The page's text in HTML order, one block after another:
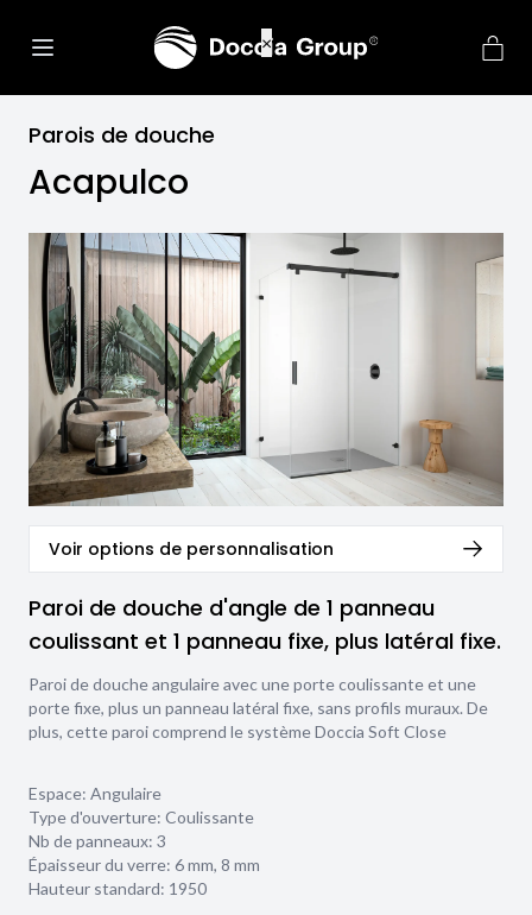
Parois de douche
Acapulco
Voir options de personnalisation
Paroi de douche d'angle de 1 panneau
coulissant et 1 panneau fixe, plus latéral fixe.
Paroi de douche angulaire avec une porte coulissante et une
porte fixe, plus un panneau latéral fixe, sans profils muraux. De
plus, cette paroi comprend le système Doccia Soft Close
Espace: Angulaire
Type d'ouverture: Coulissante
Nb de panneaux: 3
Épaisseur du verre: 6 mm, 8 mm
Hauteur standard: 1950
×